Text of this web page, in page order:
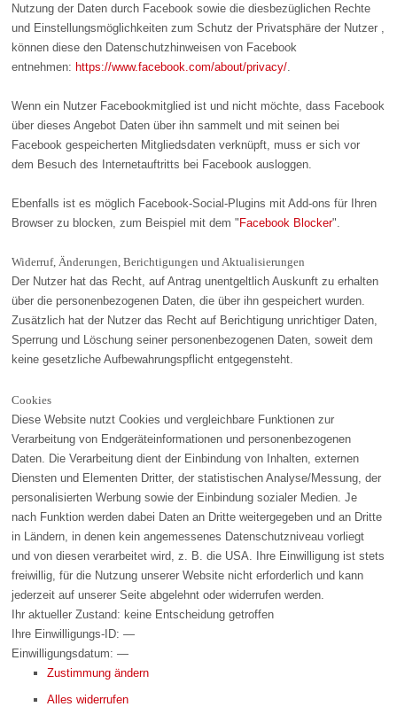
Nutzung der Daten durch Facebook sowie die diesbezüglichen Rechte
und Einstellungsmöglichkeiten zum Schutz der Privatsphäre der Nutzer ,
können diese den Datenschutzhinweisen von Facebook
entnehmen:https://www.facebook.com/about/privacy/
Wenn ein Nutzer Facebookmitglied ist und nicht möchte, dass Facebook
über dieses Angebot Daten über ihn sammelt und mit seinen bei
Facebook gespeicherten Mitgliedsdaten verknüpft, muss er sich vor
dem Besuch des Internetauftritts bei Facebook ausloggen.
Ebenfalls ist es möglich Facebook-Social-Plugins mit Add-ons für Ihren
Browser zu blocken, zum Beispiel mit dem "Facebook Blocker".
Widerruf, Änderungen, Berichtigungen und Aktualisierungen
Der Nutzer hat das Recht, auf Antrag unentgeltlich Auskunft zu erhalten
über die personenbezogenen Daten, die über ihn gespeichert wurden.
Zusätzlich hat der Nutzer das Recht auf Berichtigung unrichtiger Daten,
Sperrung und Löschung seiner personenbezogenen Daten, soweit dem
keine gesetzliche Aufbewahrungspflicht entgegensteht.
Cookies
Diese Website nutzt Cookies und vergleichbare Funktionen zur
Verarbeitung von Endgeräteinformationen und personenbezogenen
Daten. Die Verarbeitung dient der Einbindung von Inhalten, externen
Diensten und Elementen Dritter, der statistischen Analyse/Messung, der
personalisierten Werbung sowie der Einbindung sozialer Medien. Je
nach Funktion werden dabei Daten an Dritte weitergegeben und an Dritte
in Ländern, in denen kein angemessenes Datenschutzniveau vorliegt
und von diesen verarbeitet wird, z. B. die USA. Ihre Einwilligung ist stets
freiwillig, für die Nutzung unserer Website nicht erforderlich und kann
jederzeit auf unserer Seite abgelehnt oder widerrufen werden.
Ihr aktueller Zustand: keine Entscheidung getroffen
Ihre Einwilligungs-ID:—
Einwilligungsdatum:—
Zustimmung ändern
Alles widerrufen